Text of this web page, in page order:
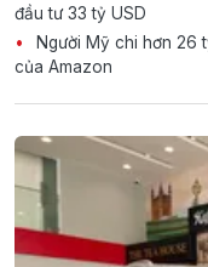
đầu tư 33 tỷ USD
Người Mỹ chi hơn 26
của Amazon